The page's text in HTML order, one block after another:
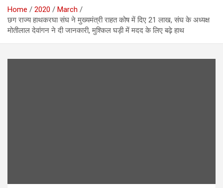
Home 2020
March
छग राज्य हाथकरघा संघ ने मुख्यमंत्री राहत कोष में दिए 21 लाख, संघ के अध्यक्ष
मोतीलाल देवांगन ने दी जानकारी, मुश्किल घड़ी में मदद के लिए बढ़े हाथ